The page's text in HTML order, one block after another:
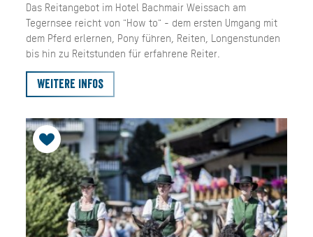
Das Reitangebot im Hotel Bachmair Weissach am
Tegernsee reicht von "How to" - dem ersten Umgang mit
dem Pferd erlernen, Pony führen, Reiten, Longenstunden
bis hin zu Reitstunden für erfahrene Reiter.
Weitere Infos